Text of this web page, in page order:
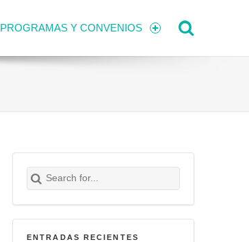
PROGRAMAS Y CONVENIOS
Search for:
Buscar
ENTRADAS RECIENTES